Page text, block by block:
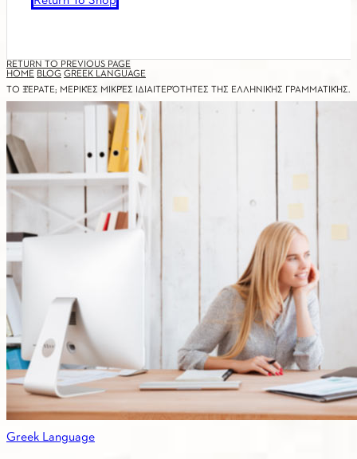
RETURN TO PREVIOUS PAGE
HOME BLOG GREEK LANGUAGE
ΤΟ ΞΈΡΑΤΕ; ΜΕΡΙΚΈΣ ΜΙΚΡΈΣ ΙΔΙΑΙΤΕΡΌΤΗΤΕΣ ΤΗΣ ΕΛΛΗΝΙΚΉΣ ΓΡΑΜΜΑΤΙΚΉΣ.
Greek Language